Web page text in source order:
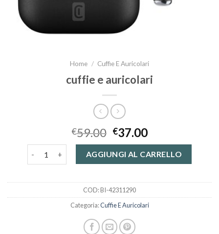
Home / Cuffie E Auricolari
cuffie e auricolari
€59.00 €37.00
cuffie e auricolari quantitàAGGIUNGI AL CARRELLO
COD:BI-42311290
Categoria:Cuffie E Auricolari